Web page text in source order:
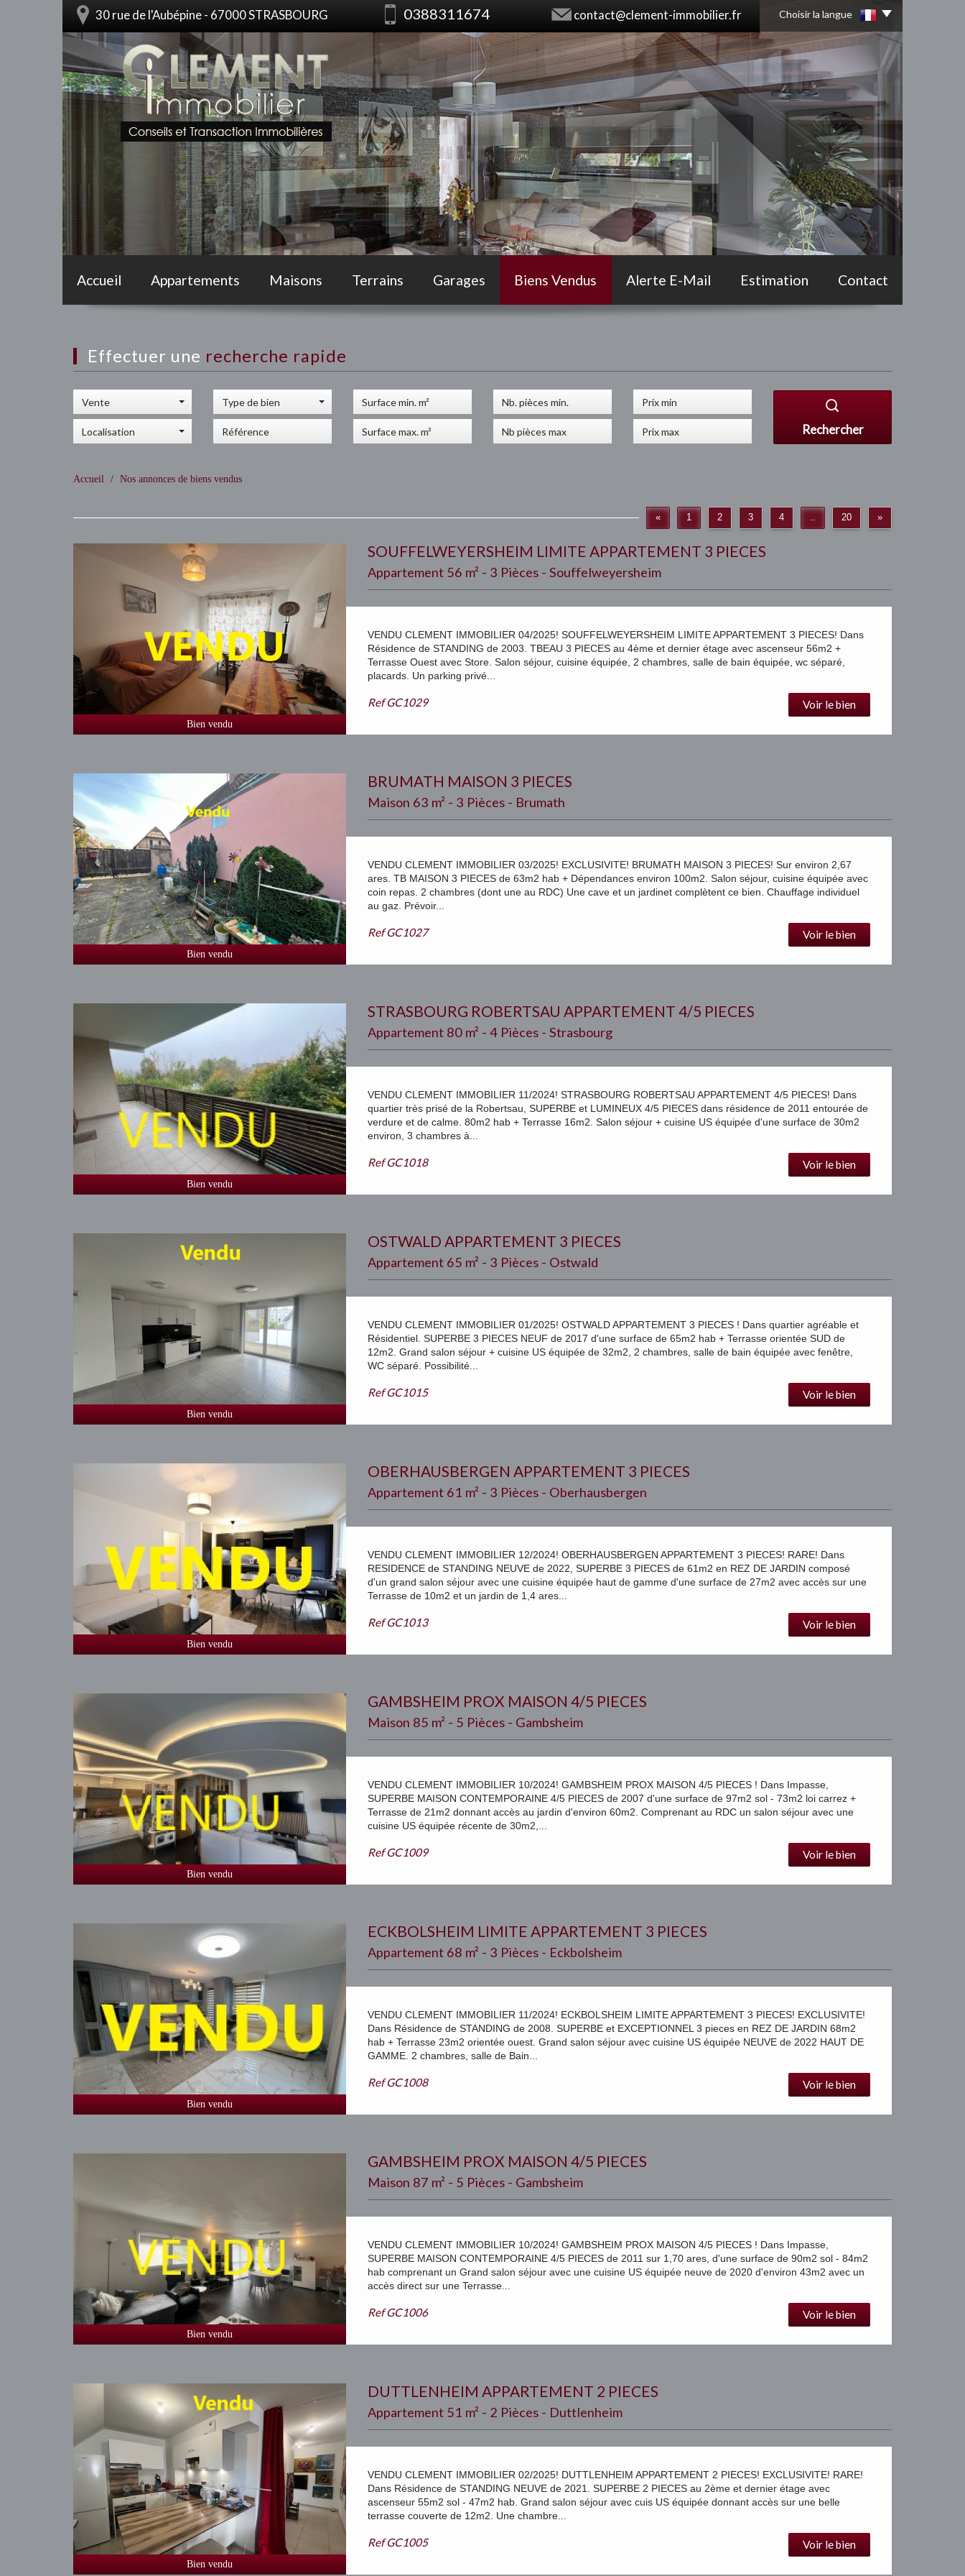
30 rue de l'Aubépine - 67000 STRASBOURG 0388311674 contact@clement-immobilier.fr Choisir la langue
Accueil Appartements Maisons Terrains Garages Biens Vendus Alerte E-Mail Estimation Contact
Effectuer une recherche rapide
Vente
Localisation
Type de bien
Rechercher
Accueil Nos annonces de biens vendus
« 1 2 3 4 .. 20 »
Bien vendu
SOUFFELWEYERSHEIM LIMITE APPARTEMENT 3 PIECES
Appartement 56 m² - 3 Pièces - Souffelweyersheim
VENDU CLEMENT IMMOBILIER 04/2025! SOUFFELWEYERSHEIM LIMITE APPARTEMENT 3 PIECES! Dans
Résidence de STANDING de 2003. TBEAU 3 PIECES au 4ème et dernier étage avec ascenseur 56m2 +
Terrasse Ouest avec Store. Salon séjour, cuisine équipée, 2 chambres, salle de bain équipée, wc séparé,
placards. Un parking privé...
RefGC1029 Voir le bien
Bien vendu
BRUMATH MAISON 3 PIECES
Maison 63 m² - 3 Pièces - Brumath
VENDU CLEMENT IMMOBILIER 03/2025! EXCLUSIVITE! BRUMATH MAISON 3 PIECES! Sur environ 2,67
ares. TB MAISON 3 PIECES de 63m2 hab + Dépendances environ 100m2. Salon séjour, cuisine équipée avec
coin repas. 2 chambres (dont une au RDC) Une cave et un jardinet complètent ce bien. Chauffage individuel
au gaz. Prévoir...
RefGC1027 Voir le bien
Bien vendu
STRASBOURG ROBERTSAU APPARTEMENT 4/5 PIECES
Appartement 80 m² - 4 Pièces - Strasbourg
VENDU CLEMENT IMMOBILIER 11/2024! STRASBOURG ROBERTSAU APPARTEMENT 4/5 PIECES! Dans
quartier très prisé de la Robertsau, SUPERBE et LUMINEUX 4/5 PIECES dans résidence de 2011 entourée de
verdure et de calme. 80m2 hab + Terrasse 16m2. Salon séjour + cuisine US équipée d'une surface de 30m2
environ, 3 chambres à...
RefGC1018 Voir le bien
Bien vendu
OSTWALD APPARTEMENT 3 PIECES
Appartement 65 m² - 3 Pièces - Ostwald
VENDU CLEMENT IMMOBILIER 01/2025! OSTWALD APPARTEMENT 3 PIECES ! Dans quartier agréable et
Résidentiel. SUPERBE 3 PIECES NEUF de 2017 d'une surface de 65m2 hab + Terrasse orientée SUD de
12m2. Grand salon séjour + cuisine US équipée de 32m2, 2 chambres, salle de bain équipée avec fenêtre,
WC séparé. Possibilité...
RefGC1015 Voir le bien
Bien vendu
OBERHAUSBERGEN APPARTEMENT 3 PIECES
Appartement 61 m² - 3 Pièces - Oberhausbergen
VENDU CLEMENT IMMOBILIER 12/2024! OBERHAUSBERGEN APPARTEMENT 3 PIECES! RARE! Dans
RESIDENCE de STANDING NEUVE de 2022, SUPERBE 3 PIECES de 61m2 en REZ DE JARDIN composé
d'un grand salon séjour avec une cuisine équipée haut de gamme d'une surface de 27m2 avec accès sur une
Terrasse de 10m2 et un jardin de 1,4 ares...
RefGC1013 Voir le bien
Bien vendu
GAMBSHEIM PROX MAISON 4/5 PIECES
Maison 85 m² - 5 Pièces - Gambsheim
VENDU CLEMENT IMMOBILIER 10/2024! GAMBSHEIM PROX MAISON 4/5 PIECES ! Dans Impasse,
SUPERBE MAISON CONTEMPORAINE 4/5 PIECES de 2007 d'une surface de 97m2 sol - 73m2 loi carrez +
Terrasse de 21m2 donnant accès au jardin d'environ 60m2. Comprenant au RDC un salon séjour avec une
cuisine US équipée récente de 30m2,...
RefGC1009 Voir le bien
Bien vendu
ECKBOLSHEIM LIMITE APPARTEMENT 3 PIECES
Appartement 68 m² - 3 Pièces - Eckbolsheim
VENDU CLEMENT IMMOBILIER 11/2024! ECKBOLSHEIM LIMITE APPARTEMENT 3 PIECES! EXCLUSIVITE!
Dans Résidence de STANDING de 2008. SUPERBE et EXCEPTIONNEL 3 pieces en REZ DE JARDIN 68m2
hab + Terrasse 23m2 orientée ouest. Grand salon séjour avec cuisine US équipée NEUVE de 2022 HAUT DE
GAMME. 2 chambres, salle de Bain...
RefGC1008 Voir le bien
Bien vendu
GAMBSHEIM PROX MAISON 4/5 PIECES
Maison 87 m² - 5 Pièces - Gambsheim
VENDU CLEMENT IMMOBILIER 10/2024! GAMBSHEIM PROX MAISON 4/5 PIECES ! Dans Impasse,
SUPERBE MAISON CONTEMPORAINE 4/5 PIECES de 2011 sur 1,70 ares, d'une surface de 90m2 sol - 84m2
hab comprenant un Grand salon séjour avec une cuisine US équipée neuve de 2020 d'environ 43m2 avec un
accès direct sur une Terrasse...
RefGC1006 Voir le bien
Bien vendu
DUTTLENHEIM APPARTEMENT 2 PIECES
Appartement 51 m² - 2 Pièces - Duttlenheim
VENDU CLEMENT IMMOBILIER 02/2025! DUTTLENHEIM APPARTEMENT 2 PIECES! EXCLUSIVITE! RARE!
Dans Résidence de STANDING NEUVE de 2021. SUPERBE 2 PIECES au 2ème et dernier étage avec
ascenseur 55m2 sol - 47m2 hab. Grand salon séjour avec cuis US équipée donnant accès sur une belle
terrasse couverte de 12m2. Une chambre...
RefGC1005 Voir le bien